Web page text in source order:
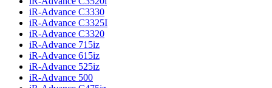
iR-Advance C3330
iR-Advance C3325I
iR-Advance C3320
iR-Advance 715iz
iR-Advance 615iz
iR-Advance 525iz
iR-Advance 500